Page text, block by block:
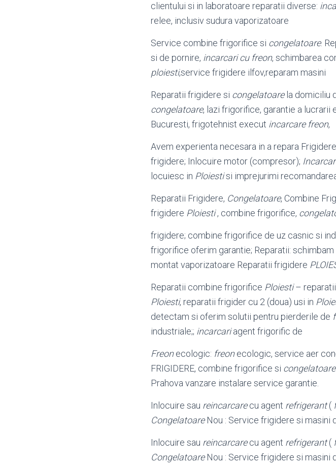
clientului si in laboratoare reparatii diverse:
relee, inclusiv sudura vaporizatoare
Service combine frigorifice si congelatoare.
si de pornire, incarcari cu freon, schimbarea
ploiesti,service frigidere ilfov,reparam masini
Reparatii frigidere si congelatoarela domiciliu
congelatoare, lazi frigorifice, garantie a lucrarii
Bucuresti, frigotehnist execut incarcare freon,
Avem experienta necesara in a repara
frigidere; Inlocuire motor (compresor);
locuiesc in Ploiestisi imprejurimi
Reparatii Frigidere, Congelatoare, Combine
frigidere Ploiesti, combine frigorifice,
frigidere; combine frigorifice de uz casnic si
frigorifice oferim garantie; Reparatii:
montat vaporizatoare Reparatii frigidere
Reparatii combine frigorifice Ploiesti–
Ploiesti, reparatii frigider cu 2 (doua) usi in
detectam si oferim solutii pentru pierderile de
industriale;; incarcariagent frigorific de
Freonecologic: freonecologic, service aer
FRIGIDERE, combine frigorifice si congelatoare
Prahova vanzare instalare service garantie.
Inlocuire sau reincarcarecu agent refrigerant(
CongelatoareNou : Service frigidere si masini
Inlocuire sau reincarcarecu agent refrigerant(
CongelatoareNou : Service frigidere si masini